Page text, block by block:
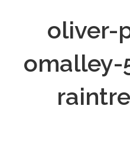
oliver-
omalley-